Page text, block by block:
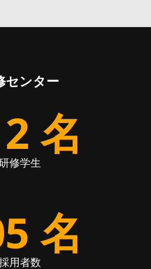
センター
名
修学生
名
用者数